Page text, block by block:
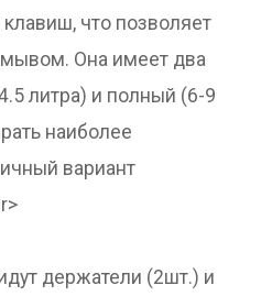
что позволяет
Она имеет два
литра) и полный (6-9
наиболее
вариант
держатели (2шт.) и